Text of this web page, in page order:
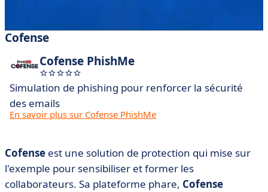
Cofense
Cofense PhishMe
Simulation de phishing pour renforcer la sécurité
des emails
En savoir plus sur Cofense PhishMe
Cofense est une solution de protection qui mise sur
l'exemple pour sensibiliser et former les
collaborateurs. Sa plateforme phare, Cofense